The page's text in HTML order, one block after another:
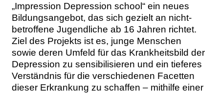
„Impression Depression school“ ein neues
Bildungsangebot, das sich gezielt an nicht-
betroffene Jugendliche ab 16 Jahren richtet.
Ziel des Projekts ist es, junge Menschen
sowie deren Umfeld für das Krankheitsbild der
Depression zu sensibilisieren und ein tieferes
Verständnis für die verschiedenen Facetten
dieser Erkrankung zu schaffen – mithilfe einer